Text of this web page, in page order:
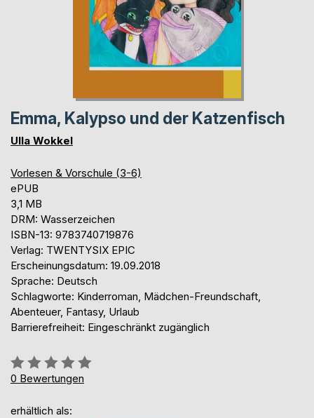
Emma, Kalypso und der Katzenfisch
Ulla Wokkel
Vorlesen & Vorschule (3-6)
ePUB
3,1 MB
DRM: Wasserzeichen
ISBN-13: 9783740719876
Verlag: TWENTYSIX EPIC
Erscheinungsdatum: 19.09.2018
Sprache: Deutsch
Schlagworte: Kinderroman, Mädchen-Freundschaft,
Abenteuer, Fantasy, Urlaub
Barrierefreiheit: Eingeschränkt zugänglich
Bewertung::
0%
0 Bewertungen
erhältlich als: